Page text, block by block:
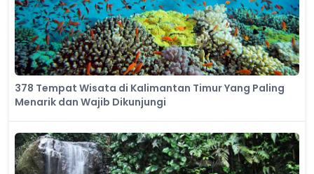
378 Tempat Wisata di Kalimantan Timur Yang Paling
Menarik dan Wajib Dikunjungi